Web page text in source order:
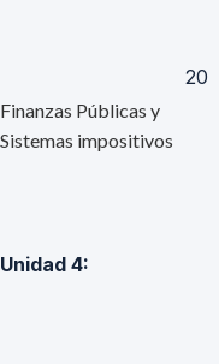
Finanzas Públicas y
Sistemas impositivos
20
Unidad 4: